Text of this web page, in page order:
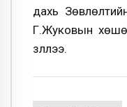
дахь
Г.Жуковын
үзүүллээ.